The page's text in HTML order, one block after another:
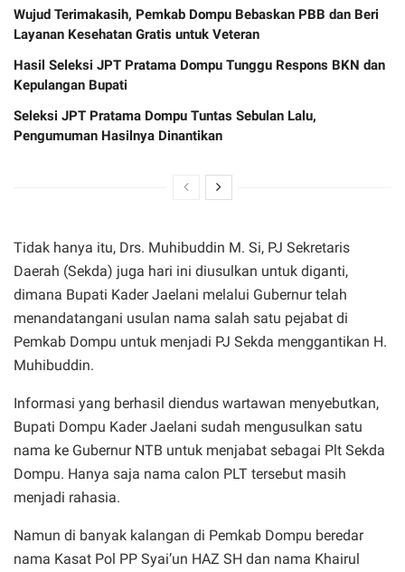
Wujud Terimakasih, Pemkab Dompu Bebaskan PBB dan Beri
Layanan Kesehatan Gratis untuk Veteran
Hasil Seleksi JPT Pratama Dompu Tunggu Respons BKN dan
Kepulangan Bupati
Seleksi JPT Pratama Dompu Tuntas Sebulan Lalu,
Pengumuman Hasilnya Dinantikan
Tidak hanya itu, Drs. Muhibuddin M. Si, PJ Sekretaris
Daerah (Sekda) juga hari ini diusulkan untuk diganti,
dimana Bupati Kader Jaelani melalui Gubernur telah
menandatangani usulan nama salah satu pejabat di
Pemkab Dompu untuk menjadi PJ Sekda menggantikan H.
Muhibuddin.
Informasi yang berhasil diendus wartawan menyebutkan,
Bupati Dompu Kader Jaelani sudah mengusulkan satu
nama ke Gubernur NTB untuk menjabat sebagai Plt Sekda
Dompu. Hanya saja nama calon PLT tersebut masih
menjadi rahasia.
Namun di banyak kalangan di Pemkab Dompu beredar
nama Kasat Pol PP Syai’un HAZ SH dan nama Khairul